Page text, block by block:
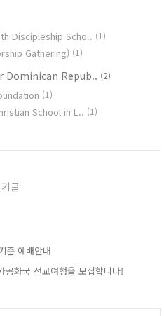
Discipleship Scho.. (1)
Gathering) (1)
Dominican Repub.. (2)
(1)
School in L.. (1)
글
준 예배안내
공화국 선교여행을 모집합니다!